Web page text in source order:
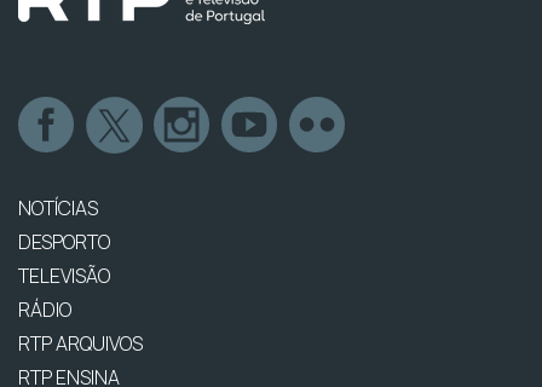
NOTÍCIAS
DESPORTO
TELEVISÃO
RÁDIO
RTP ARQUIVOS
RTP ENSINA